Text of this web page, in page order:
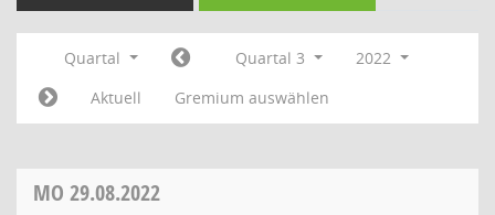
Quartal Quartal 3
2022
Aktuell
Gremium auswählen
MO 29.08.2022